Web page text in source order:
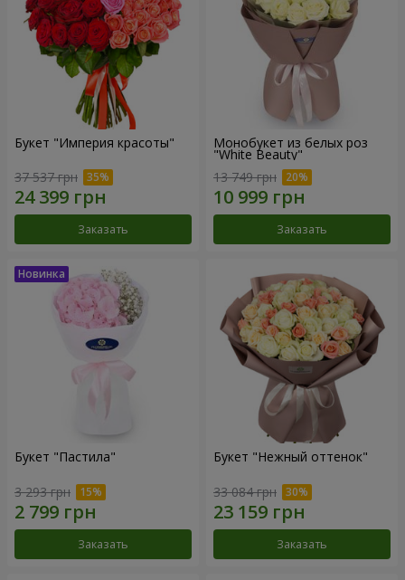
Букет "Империя красоты"
37 537 грн
Заказать
Монобукет из белых роз
"White Beauty"
13 749 грн
Заказать
Букет "Пастила"
3 293 грн
Заказать
Букет "Нежный оттенок"
33 084 грн
Заказать